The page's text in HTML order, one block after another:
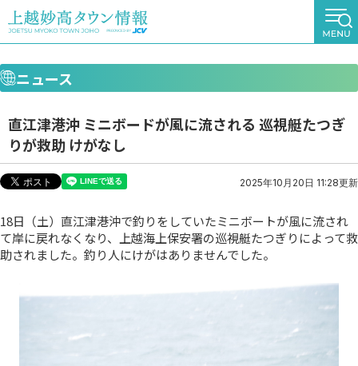
ニュース
直江津港沖 ミニボードが風に流される 巡視艇たつぎ
りが救助 けがなし
2025年10月20日 11:28更新
18日（土）直江津港沖で釣りをしていたミニボートが風に流され
て岸に戻れなくなり、上越海上保安署の巡視艇たつぎりによって救
助されました。釣り人にけがはありませんでした。